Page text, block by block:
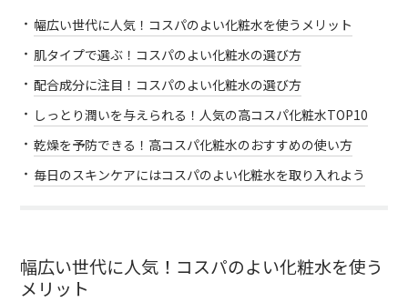
幅広い世代に人気！コスパのよい化粧水を使うメリット
肌タイプで選ぶ！コスパのよい化粧水の選び方
配合成分に注目！コスパのよい化粧水の選び方
しっとり潤いを与えられる！人気の高コスパ化粧水TOP10
乾燥を予防できる！高コスパ化粧水のおすすめの使い方
毎日のスキンケアにはコスパのよい化粧水を取り入れよう
幅広い世代に人気！コスパのよい化粧水を使う
メリット